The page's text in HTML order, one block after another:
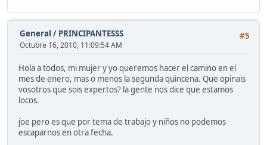
#5
General / PRINCIPANTESSS
Octubre 16, 2010, 11:09:54 AM
Hola a todos, mi mujer y yo queremos hacer el camino en el
mes de enero, mas o menos la segunda quincena. Que opinais
vosotros que sois expertos? la gente nos dice que estamos
locos.
joe pero es que por tema de trabajo y niños no podemos
escaparnos en otra fecha.